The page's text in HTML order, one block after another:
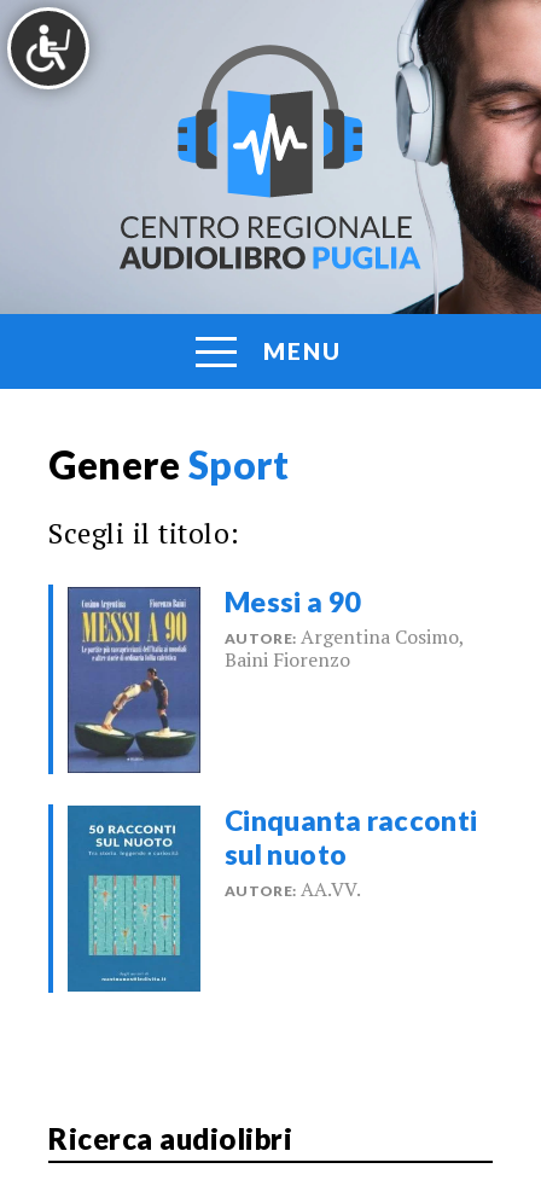
Vai
al
contenuto
AUDIOLIBRO
PUGLIA
Centro
Regionale
Puglia
MENU
Genere Sport
Scegli il titolo:
Messi a 90
AUTORE: Argentina Cosimo,
Baini Fiorenzo
Cinquanta racconti
sul nuoto
AUTORE: AA.VV.
Ricerca audiolibri